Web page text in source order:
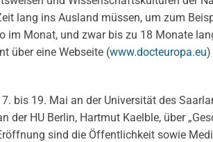
lang ins Ausland müssen, um zum
im Monat, und zwar bis zu 18 Monate
über eine Webseite (www.docteuropa.eu)
bis 19. Mai an der Universität des
HU Berlin, Hartmut Kaelble, über
sind die Öffentlichkeit sowie